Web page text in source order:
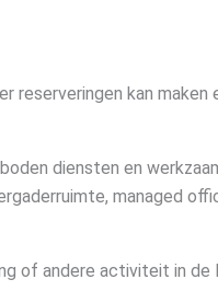
reserveringen kan maken
diensten en
managed
of andere activiteit in de